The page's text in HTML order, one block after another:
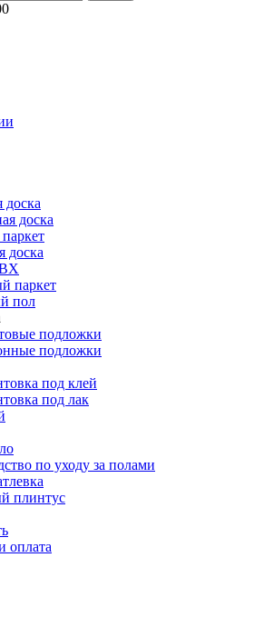
доска
доска
доска
паркет
пол
подложки
подложки
под клей
под лак
по уходу за полами
плинтус
оплата